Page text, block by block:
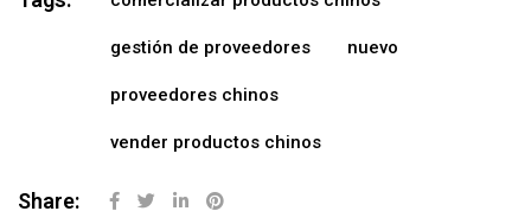
gestión de proveedores nuevo
proveedores chinos
vender productos chinos
Share: